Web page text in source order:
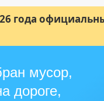
года
мусор,
дороге,